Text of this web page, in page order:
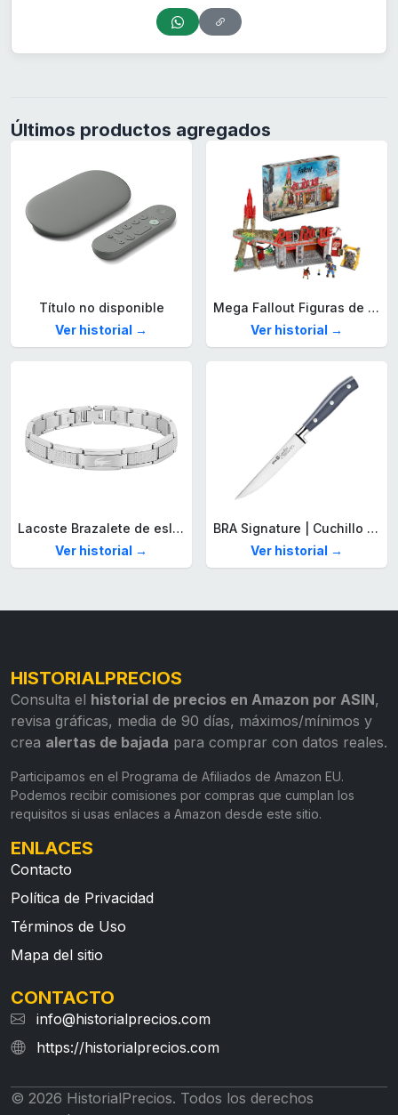
Últimos productos agregados
Título no disponible
Ver historial →
Mega Fallout Figuras de acción y Juguetes de construcción, Parada de Camiones Red Rocket con 824 Piezas, 2 Personajes articulados y Accesorios, para coleccionistas, HXT00
Ver historial →
Lacoste Brazalete de eslabón para Hombre Colección STENCIL de Acero inoxidable
Ver historial →
BRA Signature | Cuchillo tomatero 120 mm, Acero Inoxidable alemán forjado con Molibdeno Vanadio, Mango Remachado ABS, Diseño Ergonómico, Hoja 1,6 mm espesor
Ver historial →
HISTORIALPRECIOS
Consulta el historial de precios en Amazon por ASIN,
revisa gráficas, media de 90 días, máximos/mínimos y
crea alertas de bajada para comprar con datos reales.
Participamos en el Programa de Afiliados de Amazon EU.
Podemos recibir comisiones por compras que cumplan los
requisitos si usas enlaces a Amazon desde este sitio.
ENLACES
Contacto
Política de Privacidad
Términos de Uso
Mapa del sitio
CONTACTO
info@historialprecios.com
https://historialprecios.com
© 2026 HistorialPrecios. Todos los derechos